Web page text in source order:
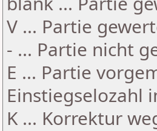
V ... Partie
- ... Partie nicht
E ... Partie
Einstiegselozahl
K ... Korrektur